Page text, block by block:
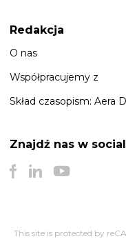
Redakcja
O nas
Współpracujemy z
Skład czasopism: Aera
Znajdź nas w
This site is protected by